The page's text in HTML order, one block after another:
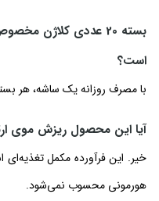
بسته 20 عددی کلاژن
است؟
با مصرف روزانه یک ساشه، هر بسته برای 20 روز
آیا این محصول ریزش موی
خیر. این فرآورده مکمل
هورمونی محسوب نمی‌شود.